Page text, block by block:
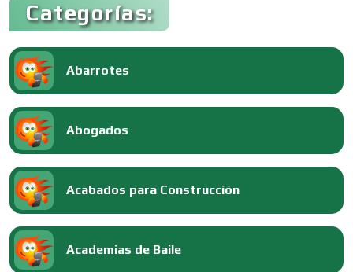
Categorías:
Abarrotes
Abogados
Acabados para Construcción
Academias de Baile